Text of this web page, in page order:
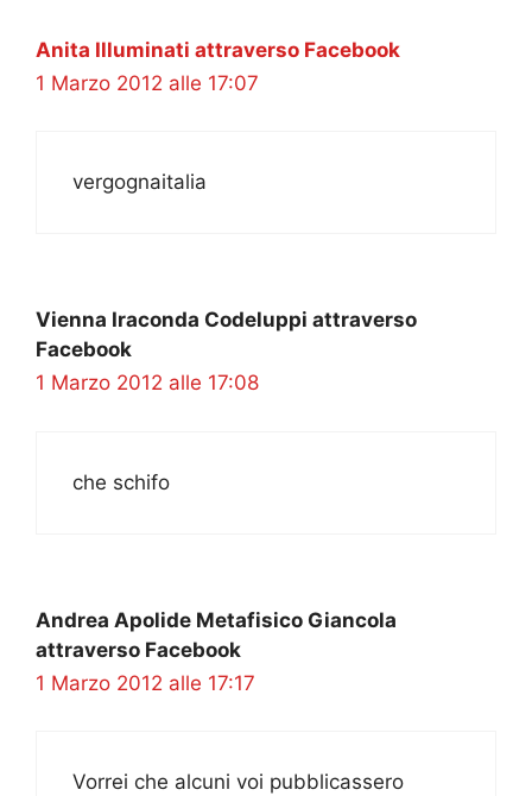
Anita Illuminati attraverso Facebook
1 Marzo 2012 alle 17:07
vergognaitalia
Vienna Iraconda Codeluppi attraverso
Facebook
1 Marzo 2012 alle 17:08
che schifo
Andrea Apolide Metafisico Giancola
attraverso Facebook
1 Marzo 2012 alle 17:17
Vorrei che alcuni voi pubblicassero